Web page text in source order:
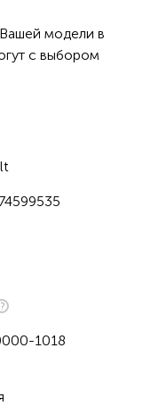
модели в
с выбором
1018